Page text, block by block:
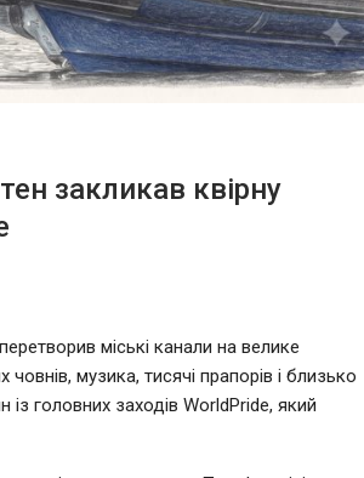
закликав квірну
міські канали на велике
музика, тисячі прапорів і близько
головних заходів WorldPride, який